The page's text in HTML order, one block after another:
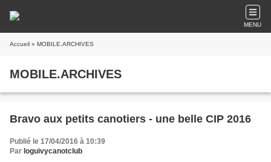
MENU
Accueil » MOBILE.ARCHIVES
MOBILE.ARCHIVES
Bravo aux petits canotiers - une belle CIP 2016
Publié le 17/04/2016 à 10:39
Par loguivycanotclub